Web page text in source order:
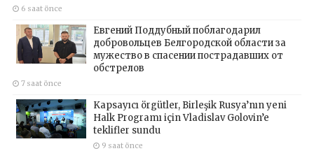
6 saat önce
Евгений Поддубный поблагодарил
добровольцев Белгородской области за
мужество в спасении пострадавших от
обстрелов
7 saat önce
Kapsayıcı örgütler, Birleşik Rusya’nın yeni
Halk Programı için Vladislav Golovin’e
teklifler sundu
9 saat önce